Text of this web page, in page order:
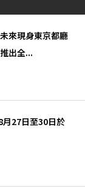
來現身東京都廳
出全...
月27日至30日於